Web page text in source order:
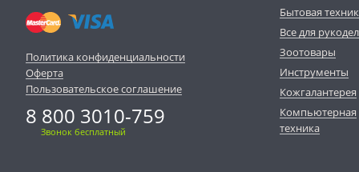
Политика конфиденциальности
Оферта
Пользовательское соглашение
8 800 3010-759
Звонок бесплатный
Бытовая
Все для
Зоотовары
Инструменты
Кожгалантерея
Компьютерная
техника